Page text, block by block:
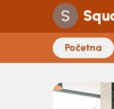
Početna